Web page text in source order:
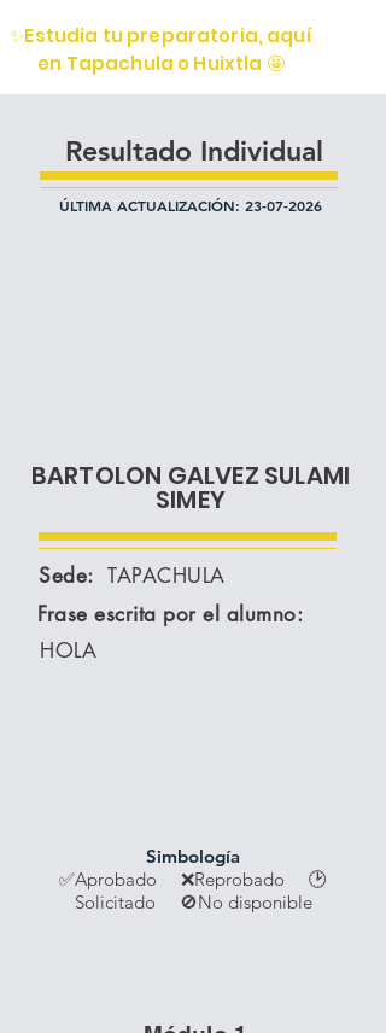
✨Estudia tu preparatoria, aquí
en Tapachula o Huixtla 🤩
Resultado Individual
ÚLTIMA ACTUALIZACIÓN: 23-07-2026
BARTOLON GALVEZ SULAMI
SIMEY
Sede: TAPACHULA
Frase escrita por el alumno:
HOLA
Simbología
✅Aprobado ❌Reprobado 🕑
Solicitado 🚫No disponible